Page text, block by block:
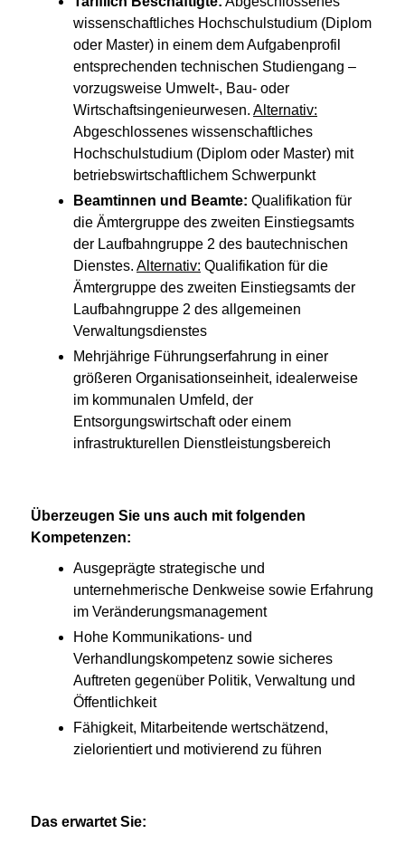
wissenschaftliches Hochschulstudium (Diplom
oder Master) in einem dem Aufgabenprofil
entsprechenden technischen Studiengang –
vorzugsweise Umwelt-, Bau- oder
Wirtschaftsingenieurwesen. Alternativ:
Abgeschlossenes wissenschaftliches
Hochschulstudium (Diplom oder Master) mit
betriebswirtschaftlichem Schwerpunkt
Beamtinnen und Beamte: Qualifikation für
die Ämtergruppe des zweiten Einstiegsamts
der Laufbahngruppe 2 des bautechnischen
Dienstes. Alternativ: Qualifikation für die
Ämtergruppe des zweiten Einstiegsamts der
Laufbahngruppe 2 des allgemeinen
Verwaltungsdienstes
Mehrjährige Führungserfahrung in einer
größeren Organisationseinheit, idealerweise
im kommunalen Umfeld, der
Entsorgungswirtschaft oder einem
infrastrukturellen Dienstleistungsbereich
Überzeugen Sie uns auch mit folgenden
Kompetenzen:
Ausgeprägte strategische und
unternehmerische Denkweise sowie Erfahrung
im Veränderungsmanagement
Hohe Kommunikations- und
Verhandlungskompetenz sowie sicheres
Auftreten ge­genüber Politik, Verwaltung und
Öffentlichkeit
Fähigkeit, Mitarbeitende wertschätzend,
zielorientiert und motivierend zu führen
Das erwartet Sie: